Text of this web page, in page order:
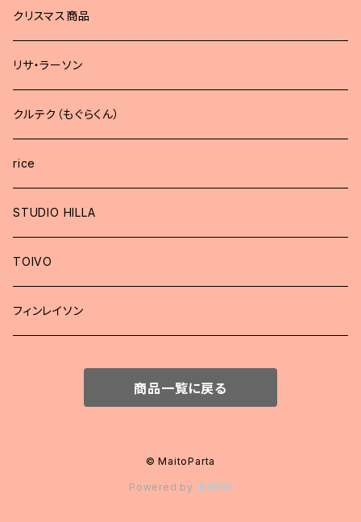
どうぶつブローチ
クリスマス商品
リサ・ラーソン
クルテク（もぐらくん）
rice
STUDIO HILLA
TOIVO
フィンレイソン
商品一覧に戻る
© MaitoParta
Powered by